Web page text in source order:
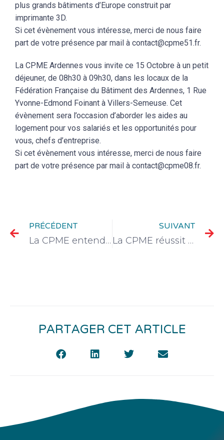
plus grands bâtiments d’Europe construit par
imprimante 3D.
Si cet évènement vous intéresse, merci de nous faire
part de votre présence par mail à contact@cpme51.fr.
La CPME Ardennes vous invite ce 15 Octobre à un petit
déjeuner, de 08h30 à 09h30, dans les locaux de la
Fédération Française du Bâtiment des Ardennes, 1 Rue
Yvonne-Edmond Foinant à Villers-Semeuse. Cet
évènement sera l’occasion d’aborder les aides au
logement pour vos salariés et les opportunités pour
vous, chefs d’entreprise.
Si cet évènement vous intéresse, merci de nous faire
part de votre présence par mail à contact@cpme08.fr.
PRÉCÉDENT
La CPME entendue : baisse de la CVAE, une victoire pour les PME
SUIVANT
La CPME réussit son entrée au Salon des Maires !
PARTAGER CET ARTICLE